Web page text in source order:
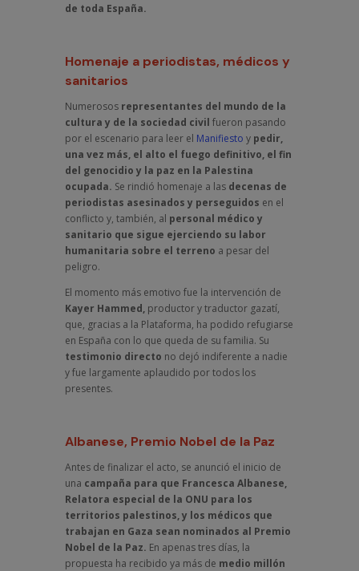
de toda España.
Homenaje a periodistas, médicos y
sanitarios
Numerosos representantes del mundo de la
cultura y de la sociedad civil fueron pasando
por el escenario para leer el Manifiesto y pedir,
una vez más, el alto el fuego definitivo, el fin
del genocidio y la paz en la Palestina
ocupada. Se rindió homenaje a las decenas de
periodistas asesinados y perseguidos en el
conflicto y, también, al personal médico y
sanitario que sigue ejerciendo su labor
humanitaria sobre el terreno a pesar del
peligro.
El momento más emotivo fue la intervención de
Kayer Hammed,productor y traductor gazatí,
que, gracias a la Plataforma, ha podido refugiarse
en España con lo que queda de su familia. Su
testimonio directo no dejó indiferente a nadie
y fue largamente aplaudido por todos los
presentes.
Albanese, Premio Nobel de la Paz
Antes de finalizar el acto, se anunció el inicio de
una campaña para que Francesca Albanese,
Relatora especial de la ONU para los
territorios palestinos, y los médicos que
trabajan en Gaza sean nominados al Premio
Nobel de la Paz. En apenas tres días, la
propuesta ha recibido ya más de medio millón